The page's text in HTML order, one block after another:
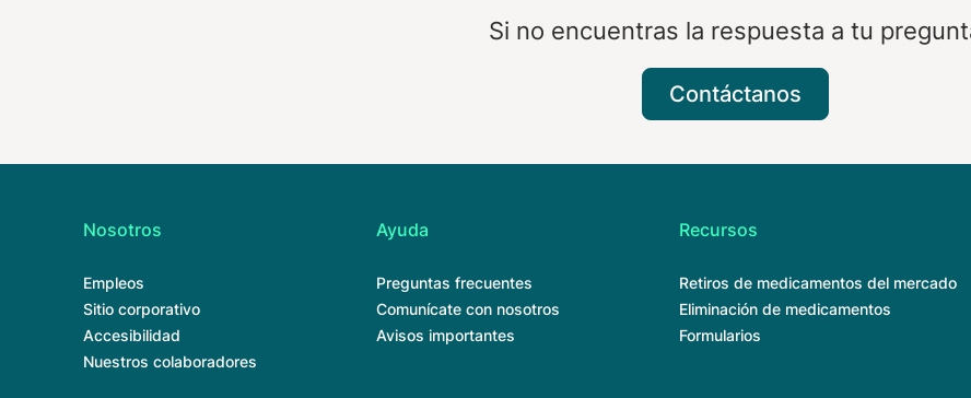
Si no encuentras la respuesta a tu
Contáctanos
Nosotros
Empleos
Sitio corporativo
Accesibilidad
Nuestros colaboradores
Ayuda
Preguntas frecuentes
Comunícate con nosotros
Avisos importantes
Recursos
Retiros de medicamentos del mercado
Eliminación de medicamentos
Formularios